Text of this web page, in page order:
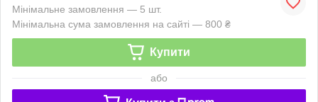
Мінімальне замовлення — 5 шт.
Мінімальна сума замовлення на сайті — 800 ₴
Купити
або